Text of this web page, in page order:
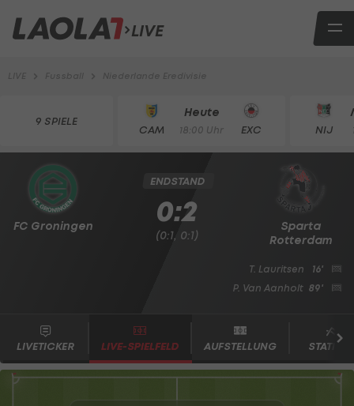
LIVE
LIVE Fussball Niederlande Eredivisie
9 SPIELE
CAM EXC
Heute
18:00 Uhr NIJ
FC Groningen
Sparta
Rotterdam
ENDSTAND
0:2
(0:1, 0:1)
T. Lauritsen
16'
P. Van Aanholt 89'
LIVETICKER LIVE-SPIELFELD AUFSTELLUNG